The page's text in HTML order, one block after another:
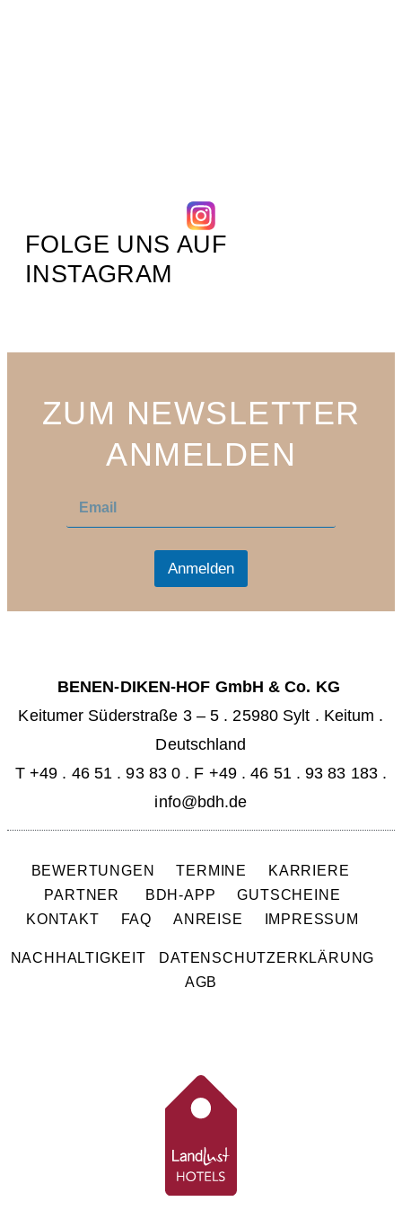
FOLGE UNS AUF
INSTAGRAM
ZUM NEWSLETTER
ANMELDEN
a
Anmelden
BENEN-DIKEN-HOF GmbH & Co. KG
Keitumer Süderstraße 3 – 5 . 25980 Sylt . Keitum .
Deutschland
T +49 . 46 51 . 93 83 0 . F +49 . 46 51 . 93 83 183 .
info@bdh.de
BEWERTUNGEN TERMINE
KARRIERE
PARTNER
BDH-APP
GUTSCHEINE
KONTAKT
FAQ ANREISE IMPRESSUM
NACHHALTIGKEIT
DATENSCHUTZERKLÄRUNG
AGB